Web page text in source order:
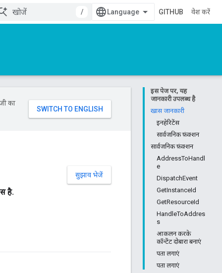
/ GITHUB प्रवेश करें
इस पेज पर, यह
जानकारी उपलब्ध है
खास जानकारी
इनहेरिटेंस
सार्वजनिक फ़ंक्शन
सार्वजनिक फ़ंक्शन
AddressToHandl
e
DispatchEvent
GetInstanceId
GetResourceId
HandleToAddres
s
आकलन करके
कॉन्टेंट दोबारा बनाएं
पता लगाएं
पता लगाएं
का
सुझाव भेजें
है.